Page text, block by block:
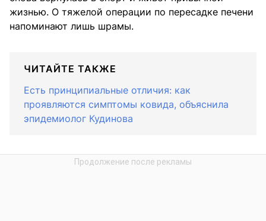
жизнью. О тяжелой операции по пересадке печени
напоминают лишь шрамы.
ЧИТАЙТЕ ТАКЖЕ
Есть принципиальные отличия: как
проявляются симптомы ковида, объяснила
эпидемиолог Кудинова